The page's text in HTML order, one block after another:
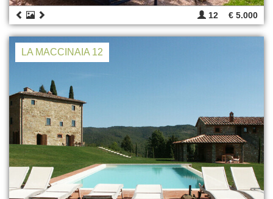
12 € 5.000
LA MACCINAIA 12